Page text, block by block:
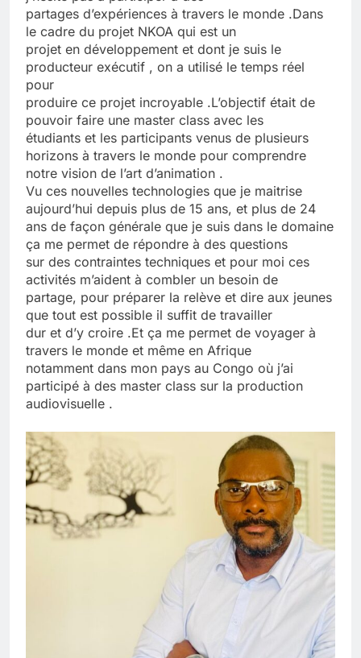
partages d’expériences à travers le monde .Dans
le cadre du projet NKOA qui est un
projet en développement et dont je suis le
producteur exécutif , on a utilisé le temps réel
pour
produire ce projet incroyable .L’objectif était de
pouvoir faire une master class avec les
étudiants et les participants venus de plusieurs
horizons à travers le monde pour comprendre
notre vision de l’art d’animation .
Vu ces nouvelles technologies que je maitrise
aujourd’hui depuis plus de 15 ans, et plus de 24
ans de façon générale que je suis dans le domaine
ça me permet de répondre à des questions
sur des contraintes techniques et pour moi ces
activités m’aident à combler un besoin de
partage, pour préparer la relève et dire aux jeunes
que tout est possible il suffit de travailler
dur et d’y croire .Et ça me permet de voyager à
travers le monde et même en Afrique
notamment dans mon pays au Congo où j’ai
participé à des master class sur la production
audiovisuelle .